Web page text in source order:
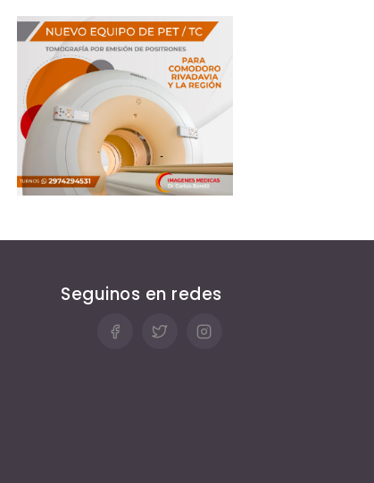
Seguinos en redes